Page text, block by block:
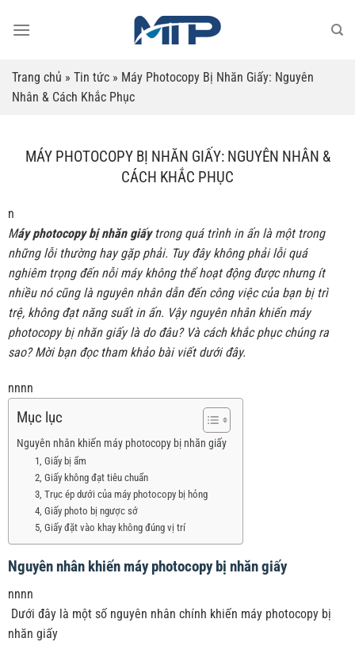
qua
dung
Trang chủ » Tin tức » Máy Photocopy Bị Nhăn Giấy: Nguyên
Nhân & Cách Khắc Phục
MÁY PHOTOCOPY BỊ NHĂN GIẤY: NGUYÊN NHÂN &
CÁCH KHẮC PHỤC
n
Máy photocopy bị nhăn giấytrong quá trình in ấn là một trong
những lỗi thường hay gặp phải. Tuy đây không phải lỗi quá
nghiêm trọng đến nỗi máy không thể hoạt động được nhưng ít
nhiều nó cũng là nguyên nhân dẫn đến công việc của bạn bị trì
trệ, không đạt năng suất in ấn. Vậy nguyên nhân khiến máy
photocopy bị nhăn giấy là do đâu? Và cách khắc phục chúng ra
sao? Mời bạn đọc tham khảo bài viết dưới đây.
nnnn
Mục lục
Nguyên nhân khiến máy photocopy bị nhăn giấy
1, Giấy bị ẩm
2, Giấy không đạt tiêu chuẩn
3, Trục ép dưới của máy photocopy bị hỏng
4, Giấy photo bị ngược sớ
5, Giấy đặt vào khay không đúng vị trí
Nguyên nhân khiến máy photocopy bị nhăn giấy
nnnn
Dưới đây là một số nguyên nhân chính khiến máy photocopy bị
nhăn giấy